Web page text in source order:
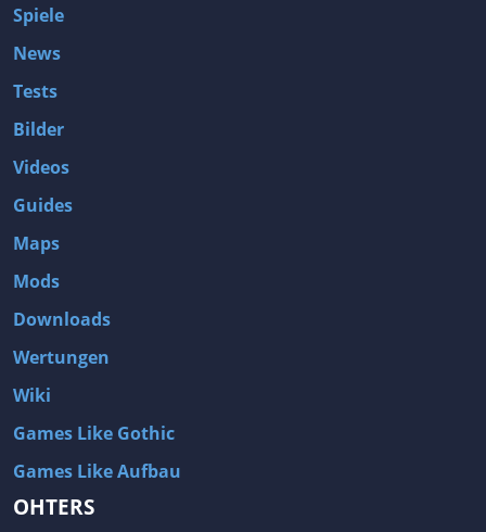
Spiele
News
Tests
Bilder
Videos
Guides
Maps
Mods
Downloads
Wertungen
Wiki
Games Like Gothic
Games Like Aufbau
OHTERS